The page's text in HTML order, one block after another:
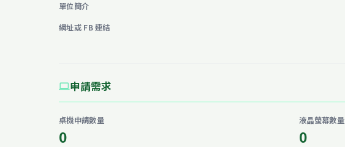
單位簡介
網址或 FB 連結
computer申請需求
桌機申請數量
0
液晶螢幕數量
0